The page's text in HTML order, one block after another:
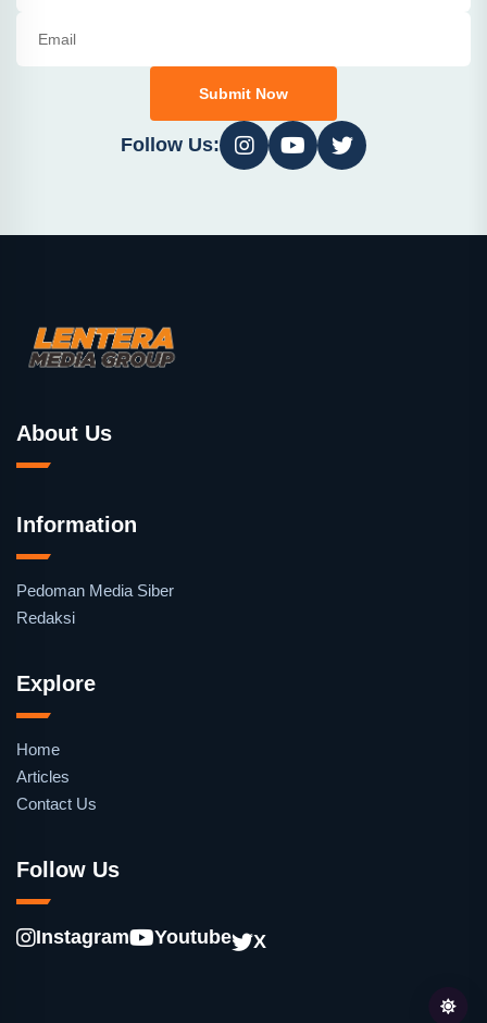
Submit Now
Follow Us:
About Us
Information
Pedoman Media Siber
Redaksi
Explore
Home
Articles
Contact Us
Follow Us
Instagram Youtube X